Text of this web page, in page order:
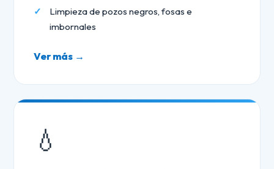
Limpieza de pozos negros, fosas e
imbornales
Ver más →
💧